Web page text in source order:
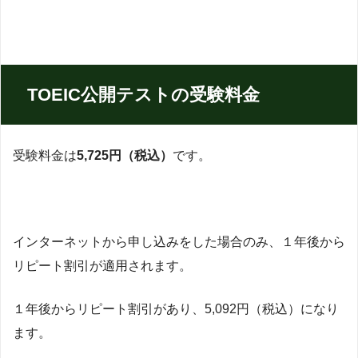
TOEIC公開テストの受験料金
受験料金は5,725円（税込） です。
インターネットから申し込みをした場合のみ、１年後から
リピート割引が適用されます。
１年後からリピート割引があり、5,092円（税込）になり
ます。